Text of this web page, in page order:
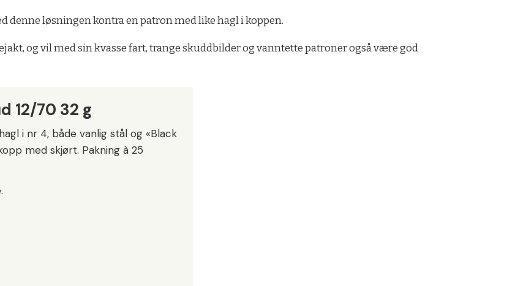
denne løsningen kontra en patron med like hagl i koppen.
og vil med sin kvasse fart, trange skuddbilder og vanntette patroner også være god
12/70 32 g
i nr 4, både vanlig stål og «Black
med skjørt. Pakning à 25